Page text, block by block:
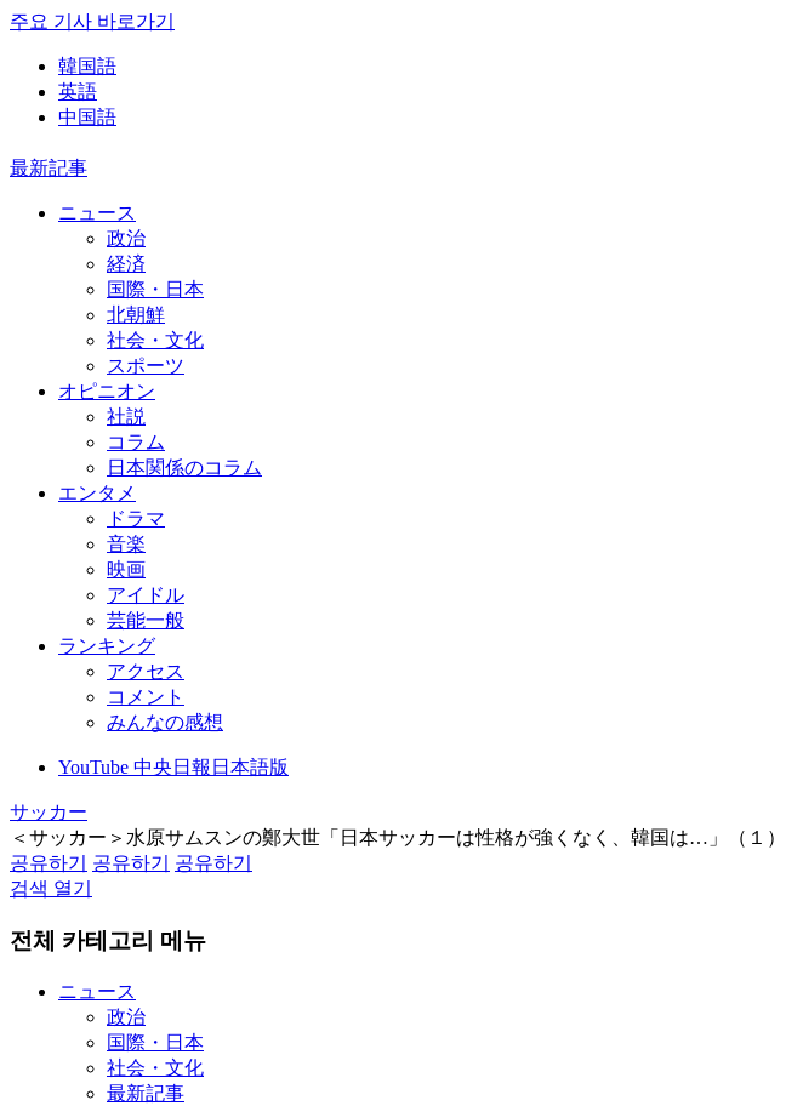
주요 기사 바로가기
韓国語
英語
中国語
最新記事
ニュース
政治
経済
国際・日本
北朝鮮
社会・文化
スポーツ
オピニオン
社説
コラム
日本関係のコラム
エンタメ
ドラマ
音楽
映画
アイドル
芸能一般
ランキング
アクセス
コメント
みんなの感想
YouTube 中央日報日本語版
サッカー
＜サッカー＞水原サムスンの鄭大世「日本サッカーは性格が強くなく、韓国は…」（１）
공유하기
공유하기
공유하기
검색 열기
전체 카테고리 메뉴
ニュース
政治
国際・日本
社会・文化
最新記事